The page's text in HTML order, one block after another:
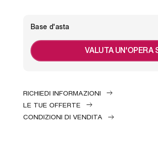
Base d'asta
VALUTA UN'OPERA
RICHIEDI INFORMAZIONI
LE TUE OFFERTE
CONDIZIONI DI VENDITA